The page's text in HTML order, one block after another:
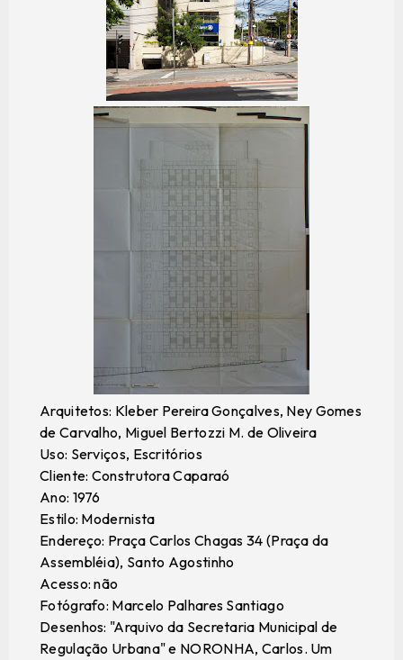
Arquitetos: Kleber Pereira Gonçalves, Ney Gomes
de Carvalho, Miguel Bertozzi M. de Oliveira
Uso: Serviços, Escritórios
Cliente: Construtora Caparaó
Ano: 1976
Estilo: Modernista
Endereço: Praça Carlos Chagas 34 (Praça da
Assembléia), Santo Agostinho
Acesso: não
Fotógrafo: Marcelo Palhares Santiago
Desenhos: "Arquivo da Secretaria Municipal de
Regulação Urbana" e NORONHA, Carlos. Um